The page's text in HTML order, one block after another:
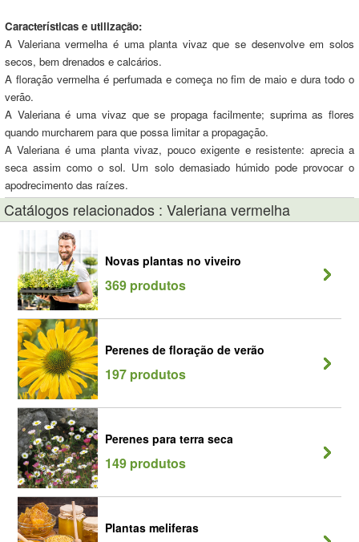
Características e utilização:
A Valeriana vermelha é uma planta vivaz que se desenvolve em solos
secos, bem drenados e calcários.
A floração vermelha é perfumada e começa no fim de maio e dura todo o
verão.
A Valeriana é uma vivaz que se propaga facilmente; suprima as flores
quando murcharem para que possa limitar a propagação.
A Valeriana é uma planta vivaz, pouco exigente e resistente: aprecia a
seca assim como o sol. Um solo demasiado húmido pode provocar o
apodrecimento das raízes.
Catálogos relacionados : Valeriana vermelha
Novas plantas no viveiro
369 produtos
Perenes de floração de verão
197 produtos
Perenes para terra seca
149 produtos
Plantas meliferas